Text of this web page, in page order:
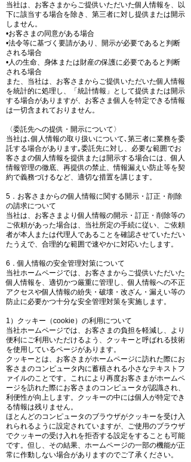
当社は、お客さまからご提供いただいた個人情報を、以
下に該当する場合を除き、第三者に対し提供または開示
しません。
•お客さまの同意がある場合
•法令等に基づく要請があり、開示が必要であると判断
される場合
•人の生命、身体または財産の保護に必要であると判断
される場合
また、当社は、お客さまからご提供いただいた個人情報
を統計的に処理し、「統計情報」として提供または開示
する場合がありますが、お客さま個人を特定できる情報
は一切含まれておりません。
〈委託先への提供・開示について〉
当社は､個人情報の取り扱いについて､第三者に業務を委
託する場合があります｡委託先に対し、必要な範囲でお
客さまの個人情報を提供または開示する場合には、個人
情報管理の徹底、再提供の禁止、情報漏えい防止等を契
約で義務づけるなど、適切な措置を講じます。
5．お客さまからの個人情報に関する開示・訂正・削除
の請求について
当社は、お客さまより個人情報の開示・訂正・削除等の
ご依頼があった場合は、当社所定の手続に従い、ご依頼
者が本人または代理人であることを確認させていただい
たうえで、合理的な範囲で速やかに対応いたします。
6．個人情報の安全管理対策について
当社ホームページでは、お客さまからご提供いただいた
個人情報を、適切かつ厳重に管理し、個人情報への不正
アクセスや個人情報の紛失・破壊・改ざん・漏えい等の
防止に必要かつ十分な安全管理対策を実施します。
1）クッキー（cookie）の利用について
当社ホームページでは、お客さまの負担を軽減し、より
便利にご利用いただけるよう、クッキーと呼ばれる技術
を使用しているページがあります。
クッキーとは、お客さまがホームページに訪れた際にお
客さまのコンピュータ内に蓄積される小さなテキストフ
ァイルのことです。これにより再度お客さまがホームペ
ージを訪れた際にお客さまのコンピュータが認識され、
利便性が向上します。クッキーの中には個人が特定でき
る情報は残りません。
ほとんどのコンピュータのブラウザがクッキーを受け入
れられるように設定されていますが、ご使用のブラウザ
でクッキーの受け入れを拒否する設定をすることも可能
です。但し、その結果、ホームページの一部の機能が正
常に作動しない場合がありますのでご了承ください。